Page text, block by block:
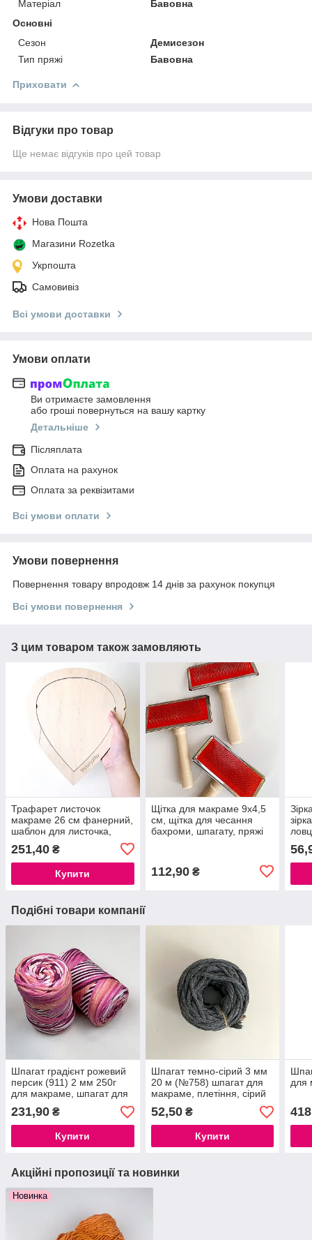
Матеріал
Бавовна
Основні
Сезон
Демисезон
Тип пряжі
Бавовна
Приховати
Відгуки про товар
Ще немає відгуків про цей товар
Умови доставки
Нова Пошта
Магазини Rozetka
Укрпошта
Самовивіз
Всі умови доставки
Умови оплати
Ви отримаєте замовлення
або гроші повернуться на вашу картку
Детальніше
Післяплата
Оплата на рахунок
Оплата за реквізитами
Всі умови оплати
Умови повернення
Повернення товару впродовж 14 днів за рахунок покупця
Всі умови повернення
З цим товаром також замовляють
Трафарет листочок
макраме 26 см фанерний,
шаблон для листочка,
макраме
251,40 ₴
Купити
Щітка для макраме 9х4,5
см, щітка для чесання
бахроми, шпагату, пряжі
112,90₴
Подібні товари компанії
Шпагат градієнт рожевий
персик (911) 2 мм 250г
для макраме, шпагат для
плетіння макраме
231,90 ₴
Купити
Шпагат темно-сірий 3 мм
20 м (№758) шпагат для
макраме, плетіння, сірий
шпагат
52,50₴
Купити
для
Акційні пропозиції та новинки
Новинка